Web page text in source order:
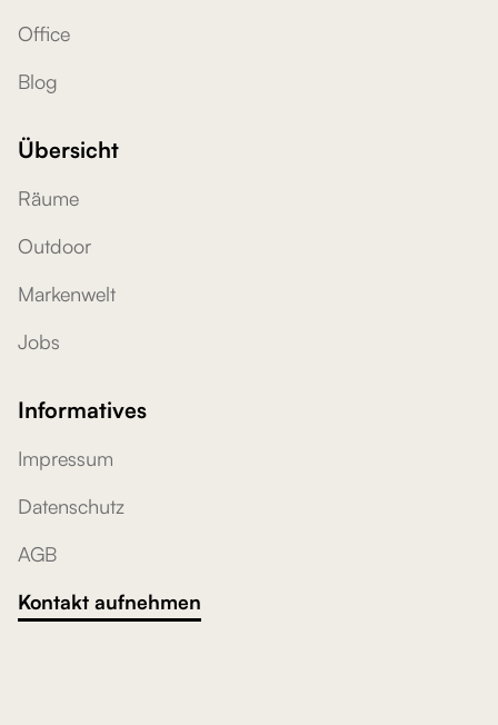
Office
Blog
Übersicht
Räume
Outdoor
Markenwelt
Jobs
Informatives
Impressum
Datenschutz
AGB
Kontakt aufnehmen